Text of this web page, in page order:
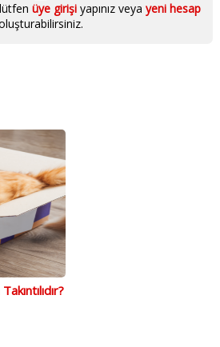
lütfenüye girişiyapınız veya yeni hesap